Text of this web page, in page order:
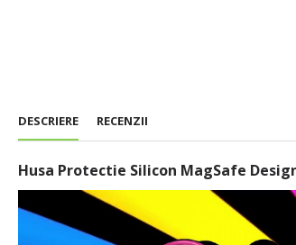
DESCRIERE RECENZII
Husa Protectie Silicon MagSafe